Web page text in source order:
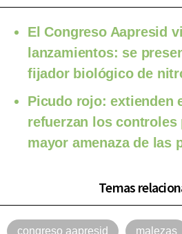
El Congreso Aapresid
lanzamientos: se
fijador biológico de
Picudo rojo: extienden
refuerzan los controles
mayor amenaza de las
Temas
congreso aapresid malezas